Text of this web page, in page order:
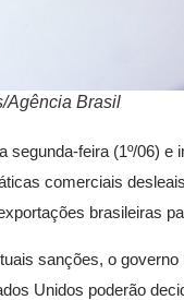
Agência Brasil
segunda-feira (1º/06)
comerciais
brasileiras
sanções, o
Unidos poderão